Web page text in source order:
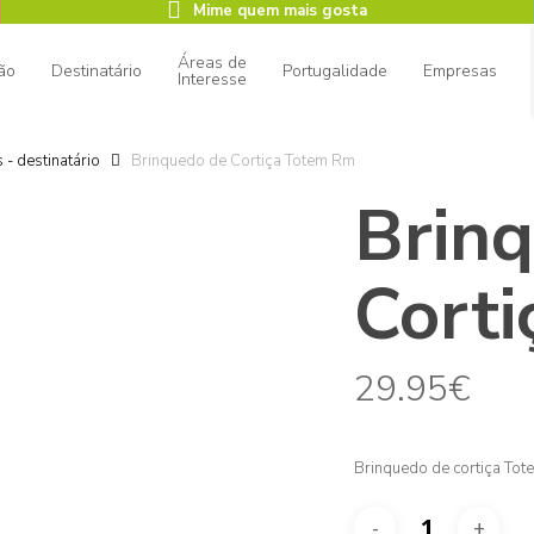
Mime quem mais gosta
Destinatário Áreas de
Interesse Portugalidade Empresas
- destinatário Brinquedo de Cortiça Totem Rm
29.95€
Brinquedo de cortiça